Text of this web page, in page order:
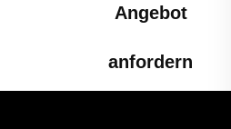
Angebot
anfordern